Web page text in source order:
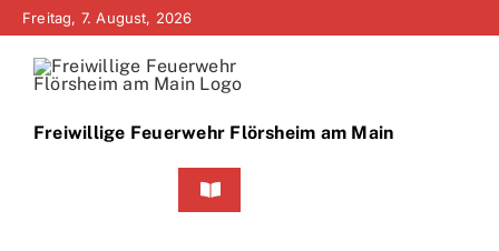
Zum
springen
Freitag, 7. August, 2026
Freiwillige Feuerwehr Flörsheim am Main
Toggle